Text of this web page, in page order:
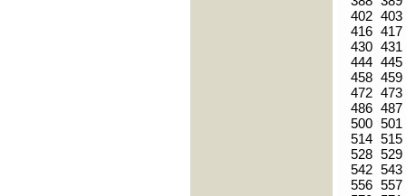
402 403
416 417
430 431
444 445
458 459
472 473
486 487
500 501
514 515
528 529
542 543
556 557